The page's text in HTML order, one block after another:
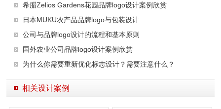
希腊Zelios Gardens花园品牌logo设计案例欣赏
日本MUKU农产品品牌logo与包装设计
公司与品牌logo设计的流程和基本原则
国外农业公司品牌logo设计案例欣赏
为什么你需要重新优化标志设计？需要注意什么？
相关设计案例